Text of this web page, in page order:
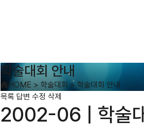
학술대회 안내
HOME > 학술대회 >학술대회 안내
목록 답변 수정 삭제
2002-06 | 학술